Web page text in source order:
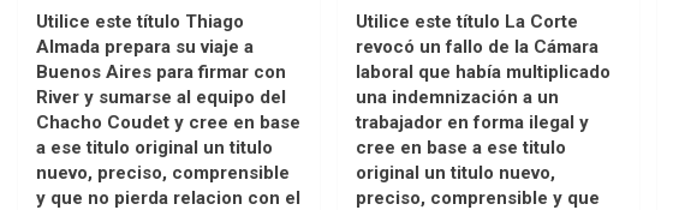
Utilice este título Thiago
Almada prepara su viaje a
Buenos Aires para firmar con
River y sumarse al equipo del
Chacho Coudet y cree en base
a ese titulo original un titulo
nuevo, preciso, comprensible
y que no pierda relacion con el
Utilice este título La Corte
revocó un fallo de la Cámara
laboral que había multiplicado
una indemnización a un
trabajador en forma ilegal y
cree en base a ese titulo
original un titulo nuevo,
preciso, comprensible y que